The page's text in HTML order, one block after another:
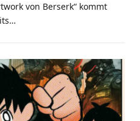
von Berserk“ kommt